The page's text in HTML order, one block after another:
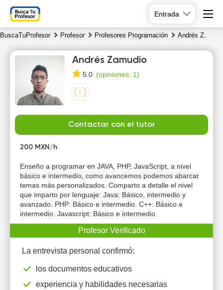
Entrada
BuscaTuProfesor Profesor Profesores Programación Andrés Z.
Andrés Zamudio
5.0 (opiniones: 1)
Contactar con el tutor
200 MXN/h
Enseño a programar en JAVA, PHP, JavaScript, a nivel
básico e intermedio, como avancemos podemos abarcar
temas más personalizados. Comparto a detalle el nivel
que imparto por lenguaje: Java: Básico, intermedio y
avanzado. PHP: Básico e intermedio. C++: Básico e
intermedio. Javascript: Básico e intermedio.
Profesor Verificado
La entrevista personal confirmó:
los documentos educativos
experiencia y habilidades necesarias
Su
9
Mo
10
11